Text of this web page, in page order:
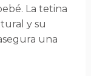
La tetina
y su
una